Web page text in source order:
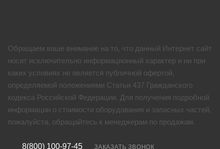
Обращаем ваше внимание на то, что данный Интернет сайт
носит исключительно информационный характер и ни при
каких условиях не является публичной офертой,
определяемой положениями Статьи 437 Гражданского
кодекса Российской Федерации. Для получения подробной
информации о стоимости оборудования и запасных частей,
пожалуйста, обращайтесь к менеджерам по продажам.
8(800) 100-97-45 ЗАКАЗАТЬ ЗВОНОК